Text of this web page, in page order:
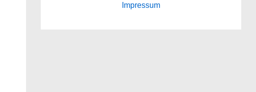
Impressum